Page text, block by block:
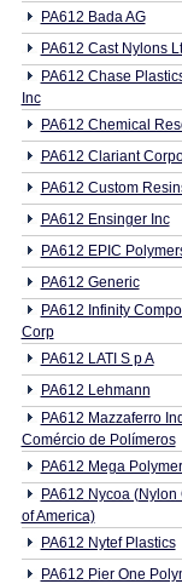
PA612 Bada AG
PA612 Cast Nylons
PA612 Chase
Inc
PA612 Chemical
PA612 Clariant
PA612 Custom
PA612 Ensinger Inc
PA612 EPIC
PA612 Generic
PA612 Infinity
Corp
PA612 LATI S p A
PA612 Lehmann
PA612 Mazzaferro
Comércio de Polímeros
PA612 Mega
PA612 Nycoa
of America)
PA612 Nytef Plastics
PA612 Pier One